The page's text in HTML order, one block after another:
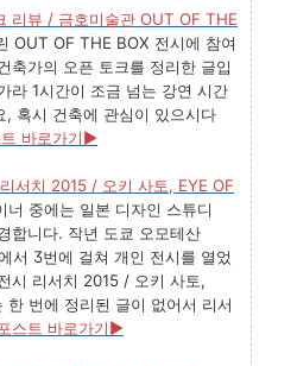
리뷰 / 금호미술관 OUT OF THE
OUT OF THE BOX 전시에 참여
축가의 오픈 토크를 정리한 글입
라 1시간이 조금 넘는 강연 시간
, 혹시 건축에 관심이 있으시다
바로가기▶
리서치 2015 / 오키 사토, EYE OF
너 중에는 일본 디자인 스튜디
합니다. 작년 도쿄 오모테산
서 3번에 걸쳐 개인 전시를 열었
시 리서치 2015 / 오키 사토,
한 번에 정리된 글이 없어서 리서
포스트 바로가기▶